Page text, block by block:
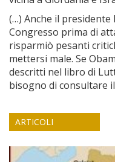
(…) Anche il
Congresso prima di
risparmiò pesanti
mettersi male. Se
descritti nel libro di
bisogno di consultare
ARTICOLI